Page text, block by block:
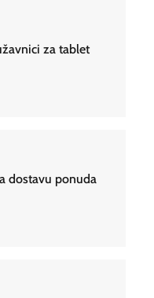
za tablet
dostavu ponuda